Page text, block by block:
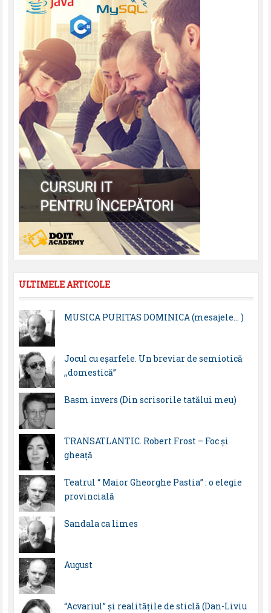
ULTIMELE ARTICOLE
MUSICA PURITAS DOMINICA (mesajele… )
Jocul cu eșarfele. Un breviar de semiotică
,,domestică”
Basm invers (Din scrisorile tatălui meu)
TRANSATLANTIC. Robert Frost – Foc și
gheață
Teatrul “ Maior Gheorghe Pastia” : o elegie
provincială
Sandala ca limes
August
“Acvariul” și realitățile de sticlă (Dan-Liviu